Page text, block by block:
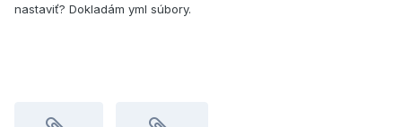
nastaviť? Dokladám yml súbory.